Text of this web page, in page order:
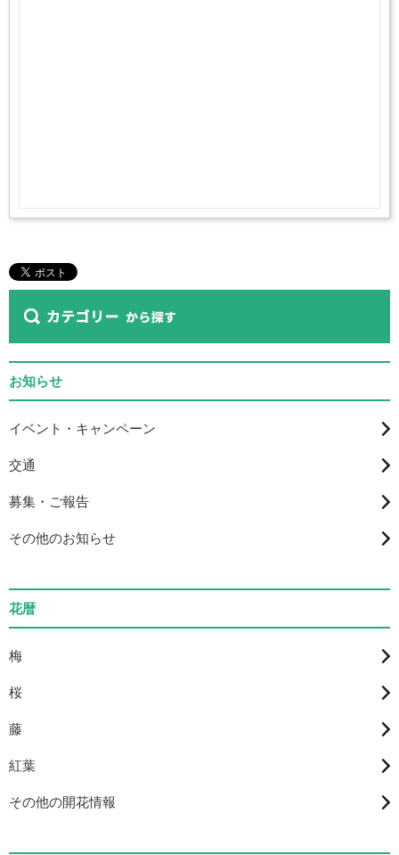
お知らせ
イベント・キャンペーン
交通
募集・ご報告
その他のお知らせ
花暦
梅
桜
藤
紅葉
その他の開花情報